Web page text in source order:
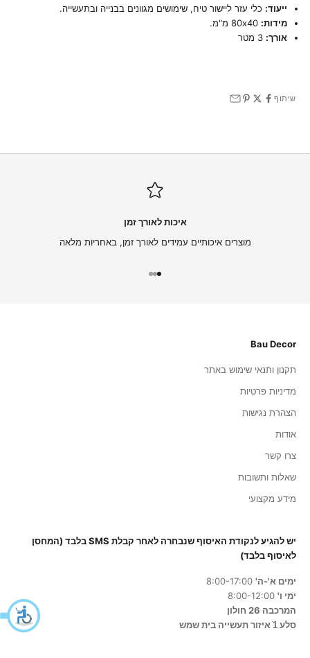
ייעוד: כלי עזר ליישור טיח, שימושים מגוונים בבנייה ובתעשייה.
מידות:
אורך:
שיתוף
איכות לאורך זמן
מוצרים איכותיים עמידים לאורך זמן, באחריות מלאה
עבור לפריט 1
עבור לפריט 2
עבור לפריט 3
Bau Decor
תקנון ותנאי שימוש באתר
מדיניות פרטיות
הצהרת נגישות
אודות
צרו קשר
שאלות ותשובות
מידע מקצועי
יש להגיע לנקודת האיסוף שנבחרה לאחר קבלת SMS בלבד (המחסן
לאיסוף בלבד)
ימים א'-ה'
ימי ו'
המרכבה 26 חולון
סלע 1ֿ איזור תעשייה בית שמש